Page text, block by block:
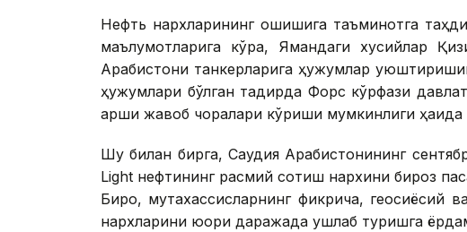
Нефть нархларининг ошишига таъминотга
маълумотларига кўра, Ямандаги хусийлар
Арабистони танкерларига ҳужумлар
ҳужумлари бўлган тақдирда Форс кўрфази
қарши жавоб чоралари кўриши мумкинлиги
Шу билан бирга, Саудия Арабистонининг
Light нефтининг расмий сотиш нархини бироз
Бироқ, мутахассисларнинг фикрича, геосиёсий
нархларини юқори даражада ушлаб туришга